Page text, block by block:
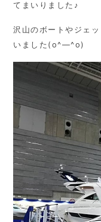
てまいりました♪
沢山のボートやジェ
いました(o^―^o)